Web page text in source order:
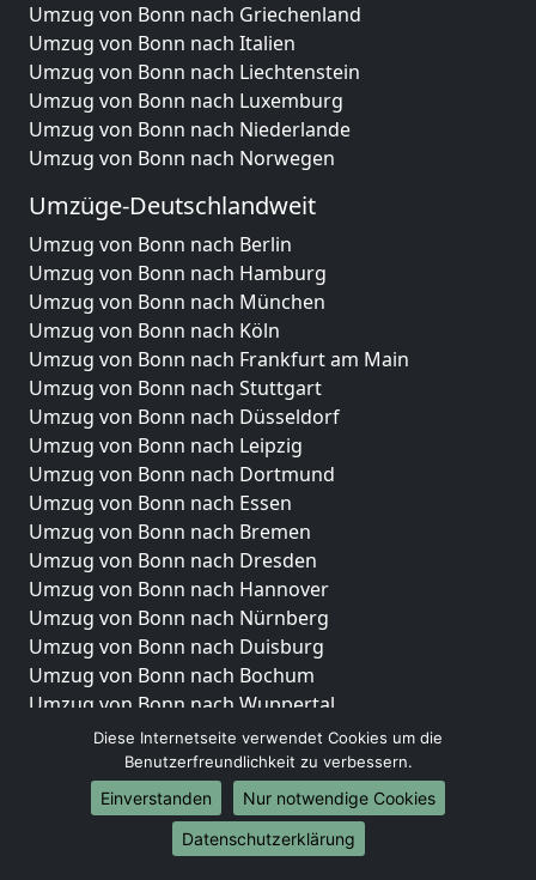
Umzug von Bonn nach Griechenland
Umzug von Bonn nach Italien
Umzug von Bonn nach Liechtenstein
Umzug von Bonn nach Luxemburg
Umzug von Bonn nach Niederlande
Umzug von Bonn nach Norwegen
Umzüge-Deutschlandweit
Umzug von Bonn nach Berlin
Umzug von Bonn nach Hamburg
Umzug von Bonn nach München
Umzug von Bonn nach Köln
Umzug von Bonn nach Frankfurt am Main
Umzug von Bonn nach Stuttgart
Umzug von Bonn nach Düsseldorf
Umzug von Bonn nach Leipzig
Umzug von Bonn nach Dortmund
Umzug von Bonn nach Essen
Umzug von Bonn nach Bremen
Umzug von Bonn nach Dresden
Umzug von Bonn nach Hannover
Umzug von Bonn nach Nürnberg
Umzug von Bonn nach Duisburg
Umzug von Bonn nach Bochum
Umzug von Bonn nach Wuppertal
Umzug von Bonn nach Bielefeld
Umzug von Bonn nach Bonn
Umzug von Bonn nach Münster
Internationale-Umzüge
Diese Internetseite verwendet Cookies um die
Benutzerfreundlichkeit zu verbessern.
Einverstanden
Nur notwendige Cookies
Datenschutzerklärung